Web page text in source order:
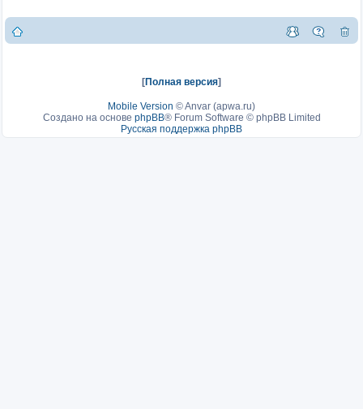
[Полная версия]
Mobile Version ©Anvar (apwa.ru)
Создано на основе phpBB® Forum Software © phpBB Limited
Русская поддержка phpBB